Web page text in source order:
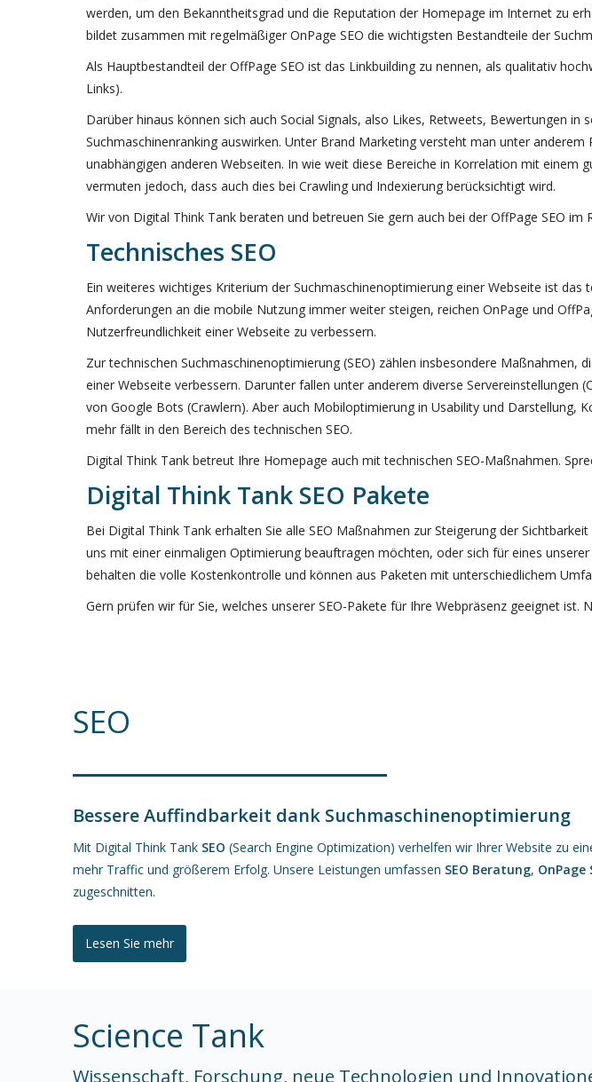
werden, um den Bekanntheitsgrad und die Reputation der Homepage im Internet zu
bildet zusammen mit regelmäßiger OnPage SEO die wichtigsten Bestandteile der
Als Hauptbestandteil der OffPage SEO ist das Linkbuilding zu nennen, als qualitativ
Links).
Darüber hinaus können sich auch Social Signals, also Likes, Retweets, Bewertungen
Suchmaschinenranking auswirken. Unter Brand Marketing versteht man unter
unabhängigen anderen Webseiten. In wie weit diese Bereiche in Korrelation mit einem
vermuten jedoch, dass auch dies bei Crawling und Indexierung berücksichtigt wird.
Wir von Digital Think Tank beraten und betreuen Sie gern auch bei der OffPage SEO im
Technisches SEO
Ein weiteres wichtiges Kriterium der Suchmaschinenoptimierung einer Webseite ist
Anforderungen an die mobile Nutzung immer weiter steigen, reichen OnPage und
Nutzerfreundlichkeit einer Webseite zu verbessern.
Zur technischen Suchmaschinenoptimierung (SEO) zählen insbesondere Maßnahmen,
einer Webseite verbessern. Darunter fallen unter anderem diverse
von Google Bots (Crawlern). Aber auch Mobiloptimierung in Usability und Darstellung,
mehr fällt in den Bereich des technischen SEO.
Digital Think Tank betreut Ihre Homepage auch mit technischen SEO-Maßnahmen.
Digital Think Tank SEO Pakete
Bei Digital Think Tank erhalten Sie alle SEO Maßnahmen zur Steigerung der
uns mit einer einmaligen Optimierung beauftragen möchten, oder sich für eines
behalten die volle Kostenkontrolle und können aus Paketen mit unterschiedlichem
Gern prüfen wir für Sie, welches unserer SEO-Pakete für Ihre Webpräsenz geeignet ist.
SEO
Bessere Auffindbarkeit dank Suchmaschinenoptimierung
Mit Digital Think Tank SEO (Search Engine Optimization) verhelfen wir Ihrer Website zu
mehr Traffic und größerem Erfolg. Unsere Leistungen umfassen SEO Beratung, OnPage
zugeschnitten.
Lesen Sie mehr
Science Tank
Wissenschaft, Forschung, neue Technologien und